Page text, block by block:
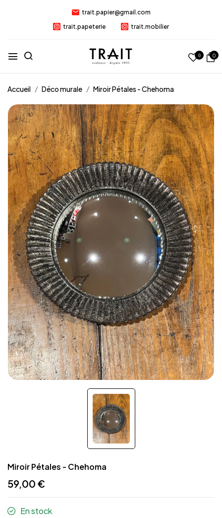
trait.papier@gmail.com
trait.papeterie
trait.mobilier
0 0
Accueil Déco murale Miroir Pétales - Chehoma
Miroir Pétales - Chehoma
59,00 €
En stock